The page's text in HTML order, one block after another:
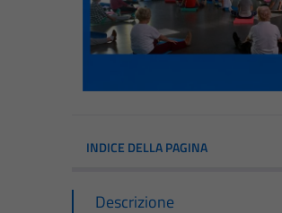
INDICE DELLA PAGINA
Descrizione